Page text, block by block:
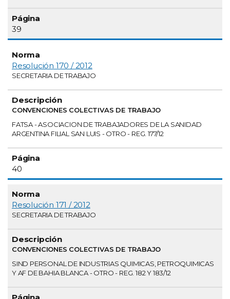
39
Resolución 170 / 2012
SECRETARIA DE TRABAJO
CONVENCIONES COLECTIVAS DE TRABAJO
FATSA - ASOCIACION DE TRABAJADORES DE LA SANIDAD
ARGENTINA FILIAL SAN LUIS - OTRO - REG. 177/12
40
Resolución 171 / 2012
SECRETARIA DE TRABAJO
CONVENCIONES COLECTIVAS DE TRABAJO
SIND PERSONAL DE INDUSTRIAS QUIMICAS, PETROQUIMICAS
Y AF DE BAHIA BLANCA - OTRO - REG. 182 Y 183/12